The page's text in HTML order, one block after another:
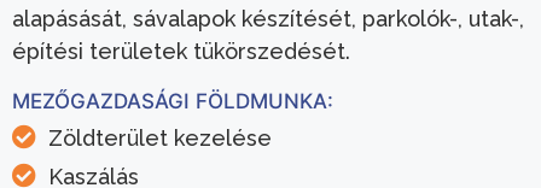
alapásását, sávalapok készítését, parkolók-, utak-,
építési területek tükörszedését.
MEZŐGAZDASÁGI FÖLDMUNKA:
Zöldterület kezelése
Kaszálás